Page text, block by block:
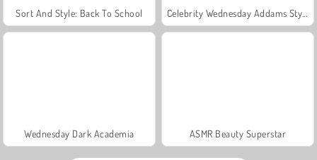
Sort And Style: Back To School
Wednesday Dark Academia ASMR Beauty Superstar